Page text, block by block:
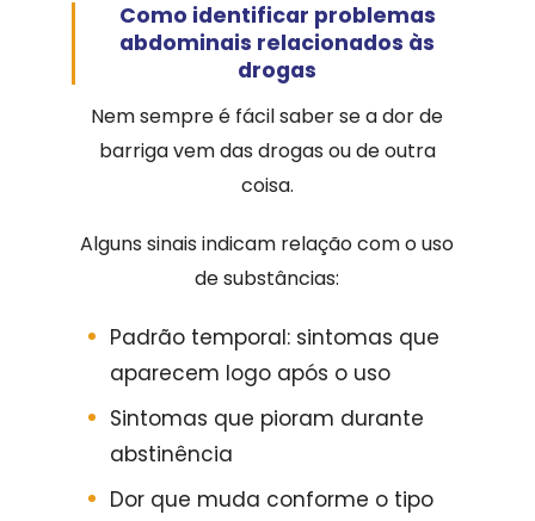
Como identificar problemas
abdominais relacionados às
drogas
Nem sempre é fácil saber se a dor de
barriga vem das drogas ou de outra
coisa.
Alguns sinais indicam relação com o uso
de substâncias:
Padrão temporal: sintomas que
aparecem logo após o uso
Sintomas que pioram durante
abstinência
Dor que muda conforme o tipo